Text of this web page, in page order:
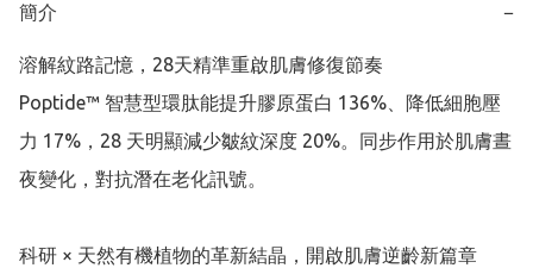
簡介 −
溶解紋路記憶，28天精準重啟肌膚修復節奏
Poptide™ 智慧型環肽能提升膠原蛋白 136%、降低細胞壓
力 17%，28 天明顯減少皺紋深度 20%。同步作用於肌膚晝
夜變化，對抗潛在老化訊號。
科研 × 天然有機植物的革新結晶，開啟肌膚逆齡新篇章